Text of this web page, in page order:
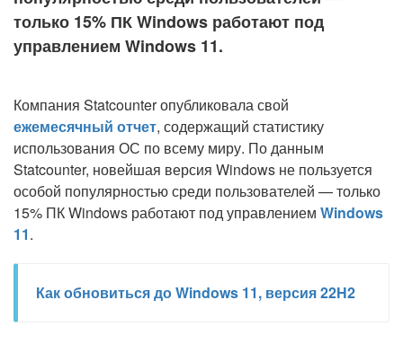
только 15% ПК Windows работают под
управлением Windows 11.
Компания Statcounter опубликовала свой
ежемесячный отчет, содержащий статистику
использования ОС по всему миру. По данным
Statcounter, новейшая версия Windows не пользуется
особой популярностью среди пользователей — только
15% ПК Windows работают под управлением Windows
11.
Как обновиться до Windows 11, версия 22H2